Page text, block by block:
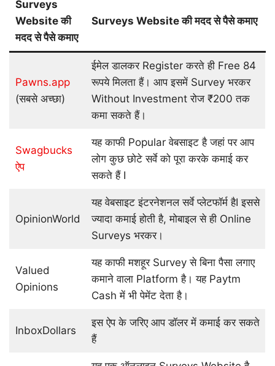
Surveys
Website की
मदद से पैसे कमाए
Surveys Website की मदद से पैसे कमाए
Pawns.app
(सबसे अच्छा)
ईमेल डालकर Register करते ही Free 84
रूपये मिलता हैं। आप इसमें Survey भरकर
Without Investment रोज ₹200 तक
कमा सकते हैं।
Swagbucks
ऐप
यह काफी Popular वेबसाइट है जहां पर आप
लोग कुछ छोटे सर्वे को पूरा करके कमाई कर
सकते हैं I
OpinionWorld
यह वेबसाइट इंटरनेशनल सर्वे प्लेटफॉर्म हैI इससे
ज्यादा कमाई होती है, मोबाइल से ही Online
Surveys भरकर।
Valued
Opinions
यह काफी मशहूर Survey से बिना पैसा लगाए
कमाने वाला Platform है। यह Paytm
Cash में भी पेमेंट देता है।
InboxDollars
इस ऐप के जरिए आप डॉलर में कमाई कर सकते
हैं